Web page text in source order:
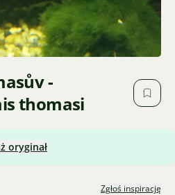
-
thomasi
oryginał
Zgłoś inspirację